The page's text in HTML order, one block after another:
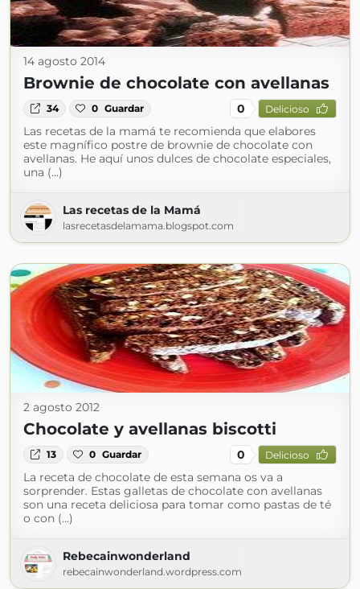
14 agosto 2014
Brownie de chocolate con avellanas
34 0 Guardar 0 Delicioso
Las recetas de la mamá te recomienda que elabores
este magnífico postre de brownie de chocolate con
avellanas. He aquí unos dulces de chocolate especiales,
una (...)
Las recetas de la Mamá
lasrecetasdelamama.blogspot.com
2 agosto 2012
Chocolate y avellanas biscotti
13 0 Guardar 0 Delicioso
La receta de chocolate de esta semana os va a
sorprender. Estas galletas de chocolate con avellanas
son una receta deliciosa para tomar como pastas de té
o con (...)
Rebecainwonderland
rebecainwonderland.wordpress.com